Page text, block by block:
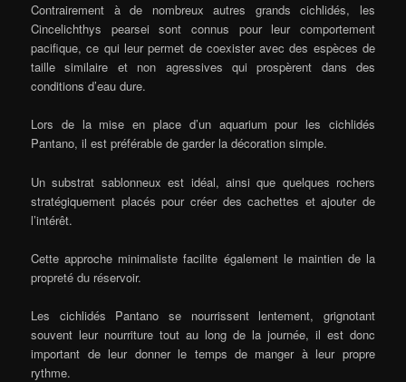
Contrairement à de nombreux autres grands cichlidés, les
Cincelichthys pearsei sont connus pour leur comportement
pacifique, ce qui leur permet de coexister avec des espèces de
taille similaire et non agressives qui prospèrent dans des
conditions d’eau dure.
Lors de la mise en place d’un aquarium pour les cichlidés
Pantano, il est préférable de garder la décoration simple.
Un substrat sablonneux est idéal, ainsi que quelques rochers
stratégiquement placés pour créer des cachettes et ajouter de
l’intérêt.
Cette approche minimaliste facilite également le maintien de la
propreté du réservoir.
Les cichlidés Pantano se nourrissent lentement, grignotant
souvent leur nourriture tout au long de la journée, il est donc
important de leur donner le temps de manger à leur propre
rythme.